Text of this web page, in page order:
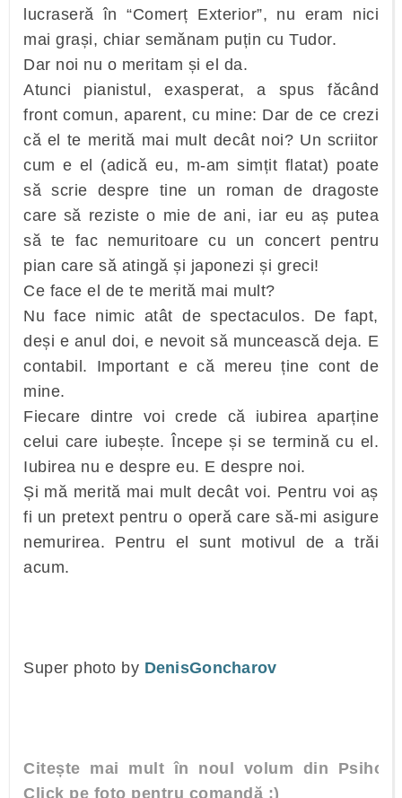
lucraseră în “Comerț Exterior”, nu eram nici
mai grași, chiar semănam puțin cu Tudor.
Dar noi nu o meritam și el da.
Atunci pianistul, exasperat, a spus făcând
front comun, aparent, cu mine: Dar de ce crezi
că el te merită mai mult decât noi? Un scriitor
cum e el (adică eu, m-am simțit flatat) poate
să scrie despre tine un roman de dragoste
care să reziste o mie de ani, iar eu aș putea
să te fac nemuritoare cu un concert pentru
pian care să atingă și japonezi și greci!
Ce face el de te merită mai mult?
Nu face nimic atât de spectaculos. De fapt,
deși e anul doi, e nevoit să muncească deja. E
contabil. Important e că mereu ține cont de
mine.
Fiecare dintre voi crede că iubirea aparține
celui care iubește. Începe și se termină cu el.
Iubirea nu e despre eu. E despre noi.
Și mă merită mai mult decât voi. Pentru voi aș
fi un pretext pentru o operă care să-mi asigure
nemurirea. Pentru el sunt motivul de a trăi
acum.
Super photo by DenisGoncharov
Citește mai mult în noul volum din
Click pe foto pentru comandă :)